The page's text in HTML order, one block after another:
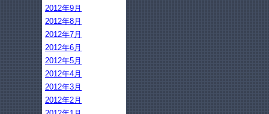
2012年9月
2012年8月
2012年7月
2012年6月
2012年5月
2012年4月
2012年3月
2012年2月